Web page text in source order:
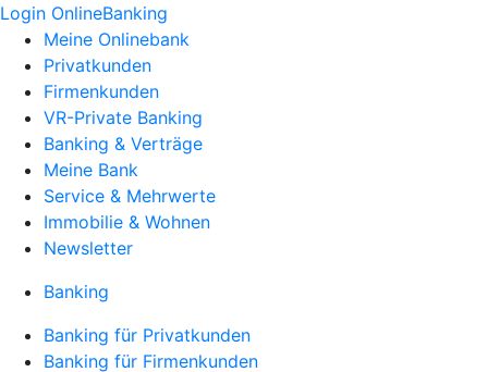
Login OnlineBanking
Meine Onlinebank
Privatkunden
Firmenkunden
VR-Private Banking
Banking & Verträge
Meine Bank
Service & Mehrwerte
Immobilie & Wohnen
Newsletter
Banking
Banking für Privatkunden
Banking für Firmenkunden